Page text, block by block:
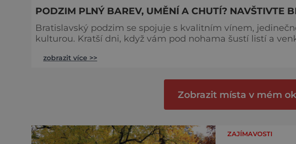
PODZIM PLNÝ BAREV, UMĚNÍ A CHUTÍ? NAVŠTIVTE
Bratislavský podzim se spojuje s kvalitním vínem,
kulturou. Kratší dni, když vám pod nohama šustí listí a
zažijte skvělou atmosféru. Dopřejte si 72 hodinový výlet
zobrazit více >>
Zobrazit místa v mém
ZAJÍMAVOSTI